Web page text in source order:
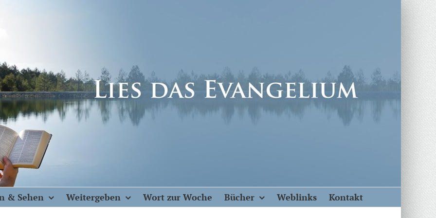
& Sehen Weitergeben Wort zur Woche Bücher Weblinks Kontakt